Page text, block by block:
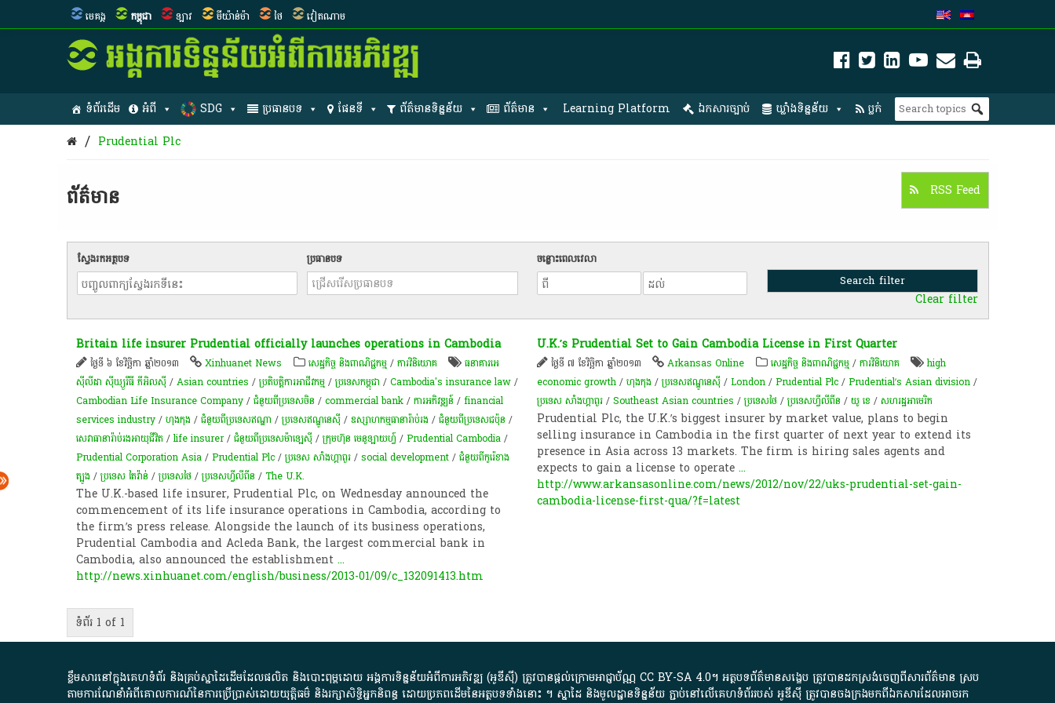
មេគង្គ កម្ពុជា ឡាវ មីយ៉ាន់ម៉ា ថៃ វៀតណាម
ទំព័រដើម អំពី SDG ប្រធានបទ ផែនទី ព័ត៌មានទិន្នន័យ ព័ត៌មាន Learning Platform ឯកសារច្បាប់ ឃ្លាំងទិន្នន័យ ប្លក់
/ Prudential Plc
ព័ត៌មាន​ RSS Feed
ស្វែងរកអត្ថបទ ប្រធានបទ ចន្លោះពេលវេលា
Clear filter
Britain life insurer Prudential officially launches operations in Cambodia
ថ្ងៃទី ៦ ខែវិច្ឆិកា ឆ្នាំ២០១៣ Xinhuanet News សេដ្ឋកិច្ច និងពាណិជ្ជកម្ម/ការវិនិយោគ
ធនាគារអេ
ស៊ីលីដា ស៊ីឃ្យួរឹធី ភីអិលស៊ី/Asian countries /ប្រតិបត្តិការ​អាជីវកម្ម​/ប្រទេសកម្ពុជា /Cambodia's insurance law/
Cambodian Life Insurance Company/ជំនួយពីប្រទេសចិន /commercial bank/ការអភិវឌ្ឍន៍/financial
services industry/ហុងកុង /ជំនួយពីប្រទេសឥណ្ឌា /ប្រទេសឥណ្ឌូនេស៊ី/ឧស្សាហកម្ម​ធានារ៉ាប់រង /ជំនួយពីប្រទេសជប៉ុន /
សេវា​ធានា​រ៉ាប់រង​​អាយុ​ជីវិត​/life insurer/ជំនួយពីប្រទេសម៉ាឡេស៊ី​​/ក្រុមហ៊ុន មេនូឡាយហ្វ៍/Prudential Cambodia/
Prudential Corporation Asia/Prudential Plc/ប្រទេស សាំងហ្គាពួរ/social development/ជំនួយពីកូរ៉េខាង
ត្បូង /ប្រទេស តៃវ៉ាន់ /ប្រទេសថៃ /ប្រទេសហ្វីលីពីន /The U.K.
The U.K.-based life insurer, Prudential Plc, on Wednesday announced the
commencement of its life insurance operations in Cambodia, according to
the firm’s press release. Alongside the launch of its business operations,
Prudential Cambodia and Acleda Bank, the largest commercial bank in
Cambodia, also announced the establishment ...
http://news.xinhuanet.com/english/business/2013-01/09/c_132091413.htm
U.K.’s Prudential Set to Gain Cambodia License in First Quarter
ថ្ងៃទី ៧ ខែវិច្ឆិកា ឆ្នាំ២០១៣ Arkansas Online សេដ្ឋកិច្ច និងពាណិជ្ជកម្ម/ការវិនិយោគ
high
economic growth/ហុងកុង /ប្រទេសឥណ្ឌូនេស៊ី/London/Prudential Plc/Prudential’s Asian division/
ប្រទេស សាំងហ្គាពួរ/Southeast Asian countries /ប្រទេសថៃ /ប្រទេសហ្វីលីពីន /យូ​ ខេ /សហរដ្ឋអាមេរិក
Prudential Plc, the U.K.’s biggest insurer by market value, plans to begin
selling insurance in Cambodia in the first quarter of next year to extend its
presence in Asia across 13 markets. The firm is hiring sales agents and
expects to gain a license to operate...
http://www.arkansasonline.com/news/2012/nov/22/uks-prudential-set-gain-
cambodia-license-first-qua/?f=latest
ទំព័រ 1 of 1
ខ្លឹមសារ​នៅ​ក្នុង​គេហទំព័រ និង​គ្រប់​ស្នា​ដៃ​ដើម​ដែល​ផលិត​ និង​បោះពុម្ព​ដោយ​ អង្គការ​ទិន្នន័យ​អំពី​ការអភិវឌ្ឍ​​ (អូ​ឌី​ស៊ី)​ ត្រូវ​បាន​ផ្តល់​ក្រោម​អាជ្ញាប័ណ្ណ​ CC BY-SA 4.0។​ អត្ថបទ​ព័ត៌មាន​សង្ខេប​ ត្រូវ​បាន​ដកស្រង់​ចេញពី​សារព័ត៌មាន ស្រប
តាមការ​ណែនាំ​អំពី​គោលការណ៍​នៃ​ការ​ប្រើប្រាស់​ដោយ​យុត្តិធម៌​ និង​រក្សាសិទ្ធិអ្នកនិពន្ធ ដោយ​ប្រភពដើម​នៃ​​អត្ថបទទាំង​នោះ​ ។​ ស្នាដៃ​ និង​មូលដ្ឋាន​ទិន្នន័យ ​ភ្ជាប់​នៅ​លើ​គេហទំព័រ​របស់​ អូ​ឌី​ស៊ី​ ត្រូវ​បាន​ចងក្រង​មក​ពី​ឯកសារ​ដែល​អាច​រក​